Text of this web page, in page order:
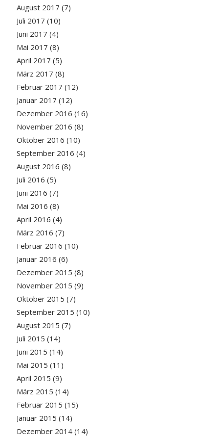
August 2017 (7)
Juli 2017 (10)
Juni 2017 (4)
Mai 2017 (8)
April 2017 (5)
März 2017 (8)
Februar 2017 (12)
Januar 2017 (12)
Dezember 2016 (16)
November 2016 (8)
Oktober 2016 (10)
September 2016 (4)
August 2016 (8)
Juli 2016 (5)
Juni 2016 (7)
Mai 2016 (8)
April 2016 (4)
März 2016 (7)
Februar 2016 (10)
Januar 2016 (6)
Dezember 2015 (8)
November 2015 (9)
Oktober 2015 (7)
September 2015 (10)
August 2015 (7)
Juli 2015 (14)
Juni 2015 (14)
Mai 2015 (11)
April 2015 (9)
März 2015 (14)
Februar 2015 (15)
Januar 2015 (14)
Dezember 2014(14)